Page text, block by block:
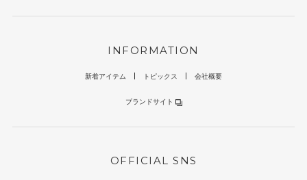
INFORMATION
新着アイテム トピックス 会社概要
ブランドサイト
OFFICIAL SNS